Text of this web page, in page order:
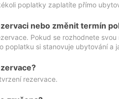
poplatky zaplatíte přímo
nebo změnit termín
Pokud se rozhodnete
poplatku si stanovuje ubytování a
rezervace.